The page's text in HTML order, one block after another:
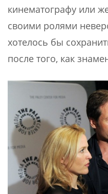
кинематографу или
своими ролями
хотелось бы
после того, как